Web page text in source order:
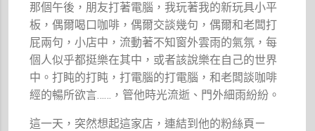
那個午後，朋友打著電腦，我玩著我的新玩具小平
板，偶爾喝口咖啡，偶爾交談幾句，偶爾和老闆打
屁兩句，小店中，流動著不知窗外雲雨的氣氛，每
個人似乎都挺樂在其中，或者該說樂在自己的世界
中。打盹的打盹，打電腦的打電腦，和老闆談咖啡
經的暢所欲言……，管他時光流逝、門外細雨紛紛。
這一天，突然想起這家店，連結到他的粉絲頁ㄧ